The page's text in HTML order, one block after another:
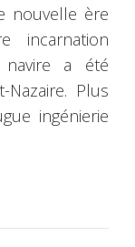
nouvelle ère
incarnation
navire a été
Plus
ingénierie